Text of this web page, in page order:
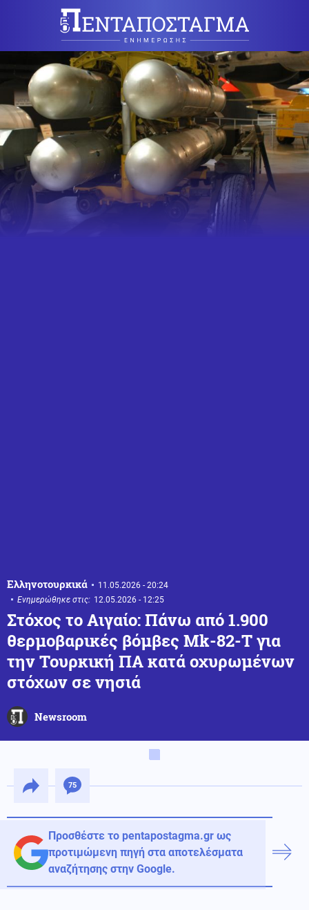
Ελληνοτουρκικά
11.05.2026 - 20:24
Ενημερώθηκε στις: 12.05.2026 - 12:25
Στόχος το Αιγαίο: Πάνω από 1.900
θερμοβαρικές βόμβες Mk-82-T για
την Τουρκική ΠΑ κατά οχυρωμένων
στόχων σε νησιά
Newsroom
75
Προσθέστε το pentapostagma.gr ως
προτιμώμενη πηγή στα αποτελέσματα
αναζήτησης στην Google.